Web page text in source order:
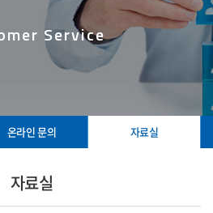
Service
온라인 문의 자료실
자료실